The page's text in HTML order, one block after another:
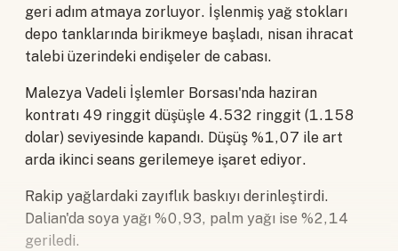
geri adım atmaya zorluyor. İşlenmiş yağ stokları
depo tanklarında birikmeye başladı, nisan ihracat
talebi üzerindeki endişeler de cabası.
Malezya Vadeli İşlemler Borsası'nda haziran
kontratı 49 ringgit düşüşle 4.532 ringgit (1.158
dolar) seviyesinde kapandı. Düşüş %1,07 ile art
arda ikinci seans gerilemeye işaret ediyor.
Rakip yağlardaki zayıflık baskıyı derinleştirdi.
Dalian'da soya yağı %0,93, palm yağı ise %2,14
geriledi.